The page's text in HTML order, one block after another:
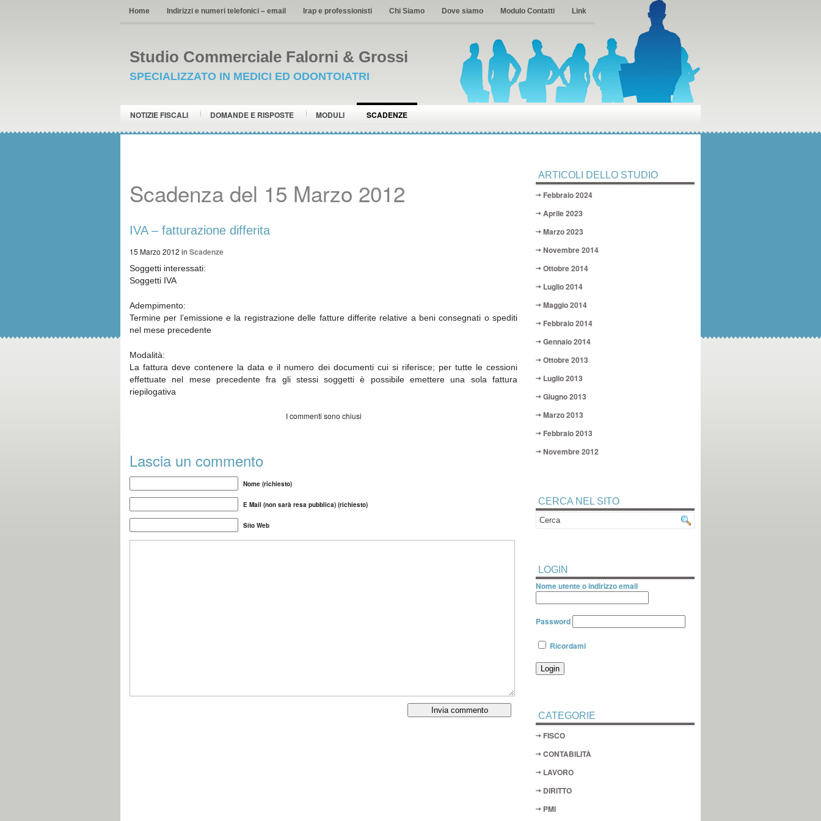
Home Indirizzi e numeri telefonici – email Irap e professionisti Chi Siamo Dove siamo Modulo Contatti Link
Studio Commerciale Falorni & Grossi
SPECIALIZZATO IN MEDICI ED ODONTOIATRI
NOTIZIE FISCALI DOMANDE E RISPOSTE MODULI SCADENZE
Scadenza del 15 Marzo 2012
IVA – fatturazione differita
15 Marzo 2012 in Scadenze
Soggetti interessati:
Soggetti IVA
Adempimento:
Termine per l’emissione e la registrazione delle fatture differite relative a beni consegnati o spediti
nel mese precedente
Modalità:
La fattura deve contenere la data e il numero dei documenti cui si riferisce; per tutte le cessioni
effettuate nel mese precedente fra gli stessi soggetti è possibile emettere una sola fattura
riepilogativa
I commenti sono chiusi
Lascia un commento
Nome (richiesto)
E Mail (non sarà resa pubblica) (richiesto)
Sito Web
ARTICOLI DELLO STUDIO
Febbraio 2024
Aprile 2023
Marzo 2023
Novembre 2014
Ottobre 2014
Luglio 2014
Maggio 2014
Febbraio 2014
Gennaio 2014
Ottobre 2013
Luglio 2013
Giugno 2013
Marzo 2013
Febbraio 2013
Novembre 2012
CERCA NEL SITO
LOGIN
Nome utente o indirizzo email
Password
Ricordami
CATEGORIE
FISCO
CONTABILITÀ
LAVORO
DIRITTO
PMI